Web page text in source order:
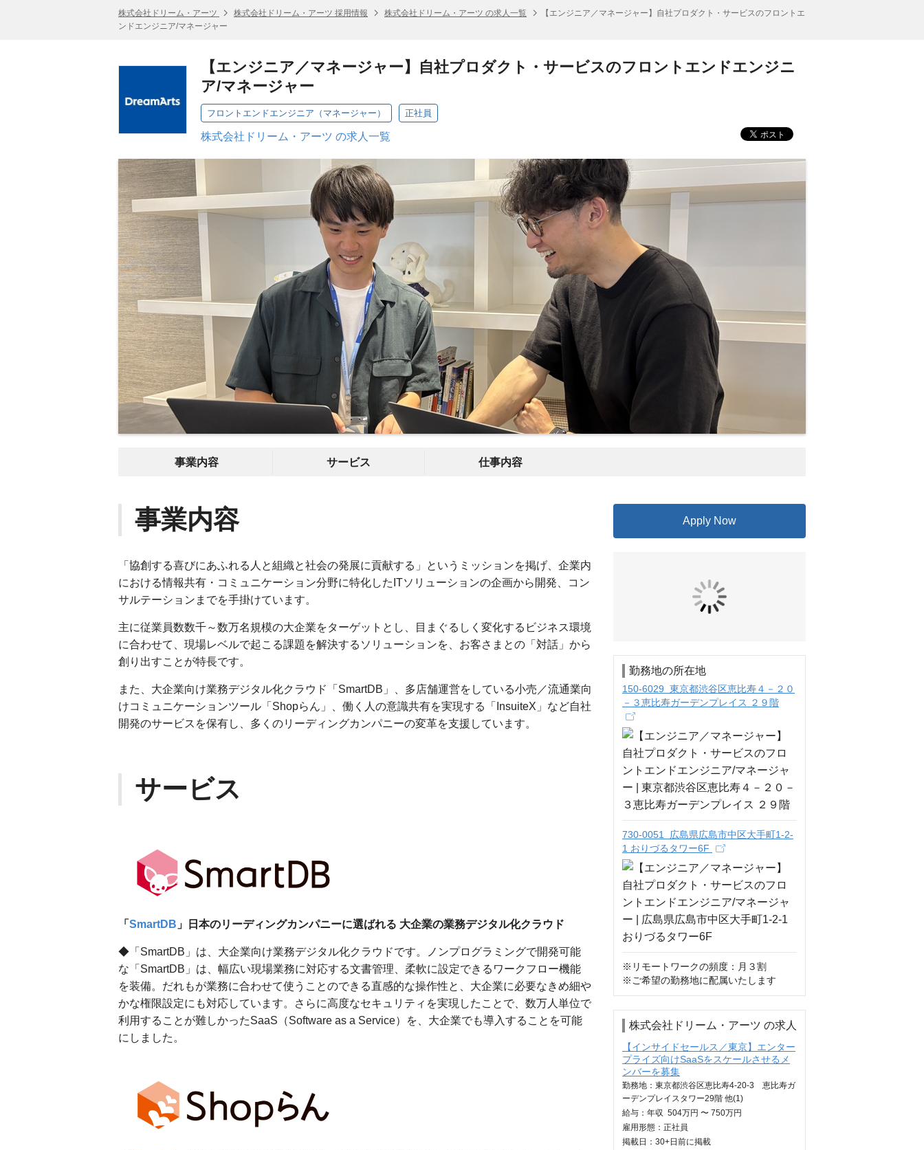
株式会社ドリーム・アーツ 株式会社ドリーム・アーツ 採用情報 株式会社ドリーム・アーツ の求人一覧
【エンジニア／マネージャー】自社プロダクト・サービスのフロントエ
ンドエンジニア/マネージャー
【エンジニア／マネージャー】自社プロダクト・サービスのフロントエンドエンジニ
ア/マネージャー
フロントエンドエンジニア（マネージャー） 正社員
株式会社ドリーム・アーツ の求人一覧
事業内容 サービス 仕事内容
事業内容
「協創する喜びにあふれる人と組織と社会の発展に貢献する」というミッションを掲げ、企業内
における情報共有・コミュニケーション分野に特化したITソリューションの企画から開発、コン
サルテーションまでを手掛けています。
主に従業員数数千～数万名規模の大企業をターゲットとし、目まぐるしく変化するビジネス環境
に合わせて、現場レベルで起こる課題を解決するソリューションを、お客さまとの「対話」から
創り出すことが特長です。
また、大企業向け業務デジタル化クラウド「SmartDB」、多店舗運営をしている小売／流通業向
けコミュニケーションツール「Shopらん」、働く人の意識共有を実現する「InsuiteX」など自社
開発のサービスを保有し、多くのリーディングカンパニーの変革を支援しています。
サービス
「 SmartDB 」日本のリーディングカンパニーに選ばれる 大企業の業務デジタル化クラウド
◆「SmartDB」は、⼤企業向け業務デジタル化クラウドです。ノンプログラミングで開発可能
な「SmartDB」は、幅広い現場業務に対応する⽂書管理、柔軟に設定できるワークフロー機能
を装備。だれもが業務に合わせて使うことのできる直感的な操作性と、⼤企業に必要なきめ細や
かな権限設定にも対応しています。さらに高度なセキュリティを実現したことで、数万人単位で
利用することが難しかったSaaS（Software as a Service）を、大企業でも導入することを可能
にしました。
Apply Now
勤務地の所在地
150-6029 東京都渋谷区恵比寿４－２０
－３恵比寿ガーデンプレイス ２９階
730-0051 広島県広島市中区大手町1-2-
1 おりづるタワー6F
※リモートワークの頻度：月３割
※ご希望の勤務地に配属いたします
株式会社ドリーム・アーツ の求人
【インサイドセールス／東京】エンター
プライズ向けSaaSをスケールさせるメ
ンバーを募集
勤務地：東京都渋谷区恵比寿4-20-3 恵比寿ガ
ーデンプレイスタワー29階 他(1)
給与： 年収 504万円 〜 750万円
雇用形態：正社員
掲載日： 30+日 前に掲載